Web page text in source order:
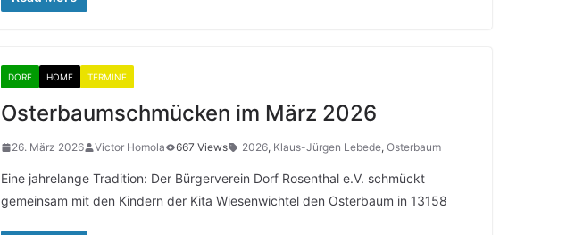
DORF HOME TERMINE
Osterbaumschmücken im März 2026
26. März 2026 Victor Homola 667 Views 2026, Klaus-Jürgen Lebede, Osterbaum
Eine jahrelange Tradition: Der Bürgerverein Dorf Rosenthal e.V. schmückt
gemeinsam mit den Kindern der Kita Wiesenwichtel den Osterbaum in 13158